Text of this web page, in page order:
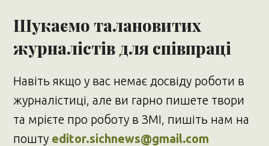
Шукаємо талановитих
журналістів для співпраці
Навіть якщо у вас немає досвіду роботи в
журналістиці, але ви гарно пишете твори
та мрієте про роботу в ЗМІ, пишіть нам на
пошту editor.sichnews@gmail.com